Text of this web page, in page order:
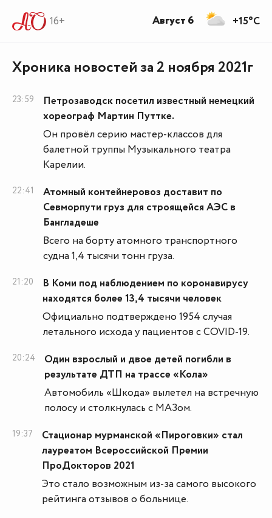
16+
Хроника новостей за 2 ноября 2021г
23:59
Петрозаводск посетил известный немецкий
хореограф Мартин Путтке.
Он провёл серию мастер-классов для
балетной труппы Музыкального театра
Карелии.
22:41
Атомный контейнеровоз доставит по
Севморпути груз для строящейся АЭС в
Бангладеше
Всего на борту атомного транспортного
судна 1,4 тысячи тонн груза.
21:20
В Коми под наблюдением по коронавирусу
находятся более 13,4 тысячи человек
Официально подтверждено 1954 случая
летального исхода у пациентов с COVID-19.
20:24
Один взрослый и двое детей погибли в
результате ДТП на трассе «Кола»
Автомобиль «Шкода» вылетел на встречную
полосу и столкнулась с МАЗом.
19:37
Стационар мурманской «Пироговки» стал
лауреатом Всероссийской Премии
ПроДокторов 2021
Это стало возможным из-за самого высокого
рейтинга отзывов о больнице.
+15°C
Август 6